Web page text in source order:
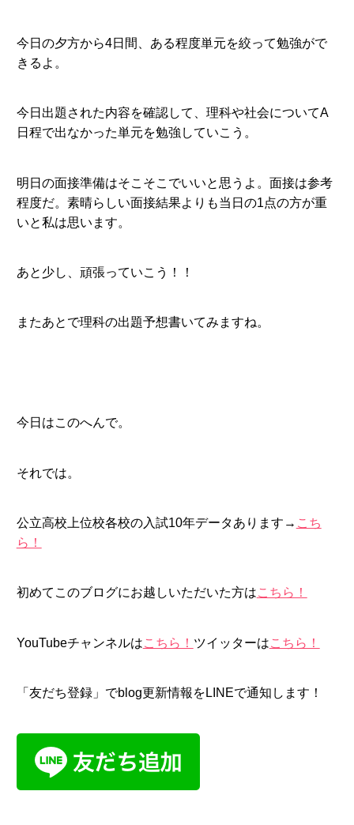
今日の夕方から4日間、ある程度単元を絞って勉強がで
きるよ。
今日出題された内容を確認して、理科や社会についてA
日程で出なかった単元を勉強していこう。
明日の面接準備はそこそこでいいと思うよ。面接は参考
程度だ。素晴らしい面接結果よりも当日の1点の方が重
いと私は思います。
あと少し、頑張っていこう！！
またあとで理科の出題予想書いてみますね。
今日はこのへんで。
それでは。
公立高校上位校各校の入試10年データあります→ こち
ら！
初めてこのブログにお越しいただいた方はこちら！
YouTubeチャンネルはこちら！ ツイッターはこちら！
「友だち登録」でblog更新情報をLINEで通知します！